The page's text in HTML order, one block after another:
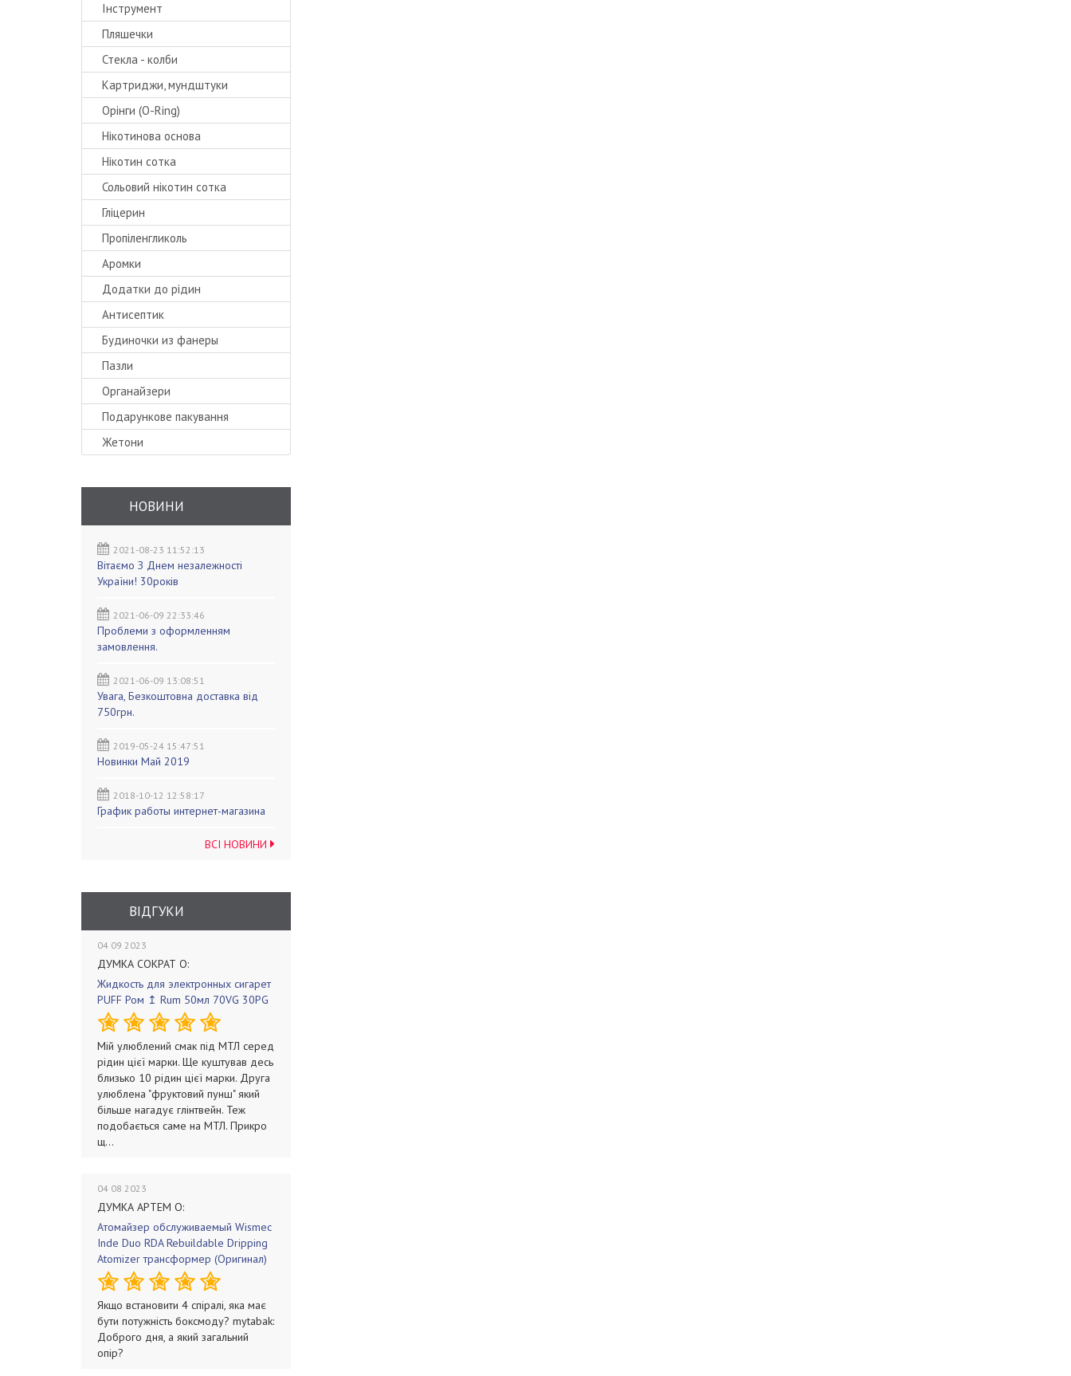
Інструмент
Пляшечки
Стекла - колби
Картриджи, мундштуки
Орінги (O-Ring)
Нікотинова основа
Нікотин сотка
Сольовий нікотин сотка
Гліцерин
Пропіленгликоль
Аромки
Додатки до рідин
Антисептик
Будиночки из фанеры
Пазли
Органайзери
Подарункове пакування
Жетони
НОВИНИ
2021-08-23 11:52:13
Вітаємо З Днем незалежності
України! 30років
2021-06-09 22:33:46
Проблеми з оформленням
замовлення.
2021-06-09 13:08:51
Увага, Безкоштовна доставка від
750грн.
2019-05-24 15:47:51
Новинки Май 2019
2018-10-12 12:58:17
График работы интернет-магазина
ВСІ НОВИНИ
ВІДГУКИ
04 09 2023
ДУМКА СОКРАТ О:
Жидкость для электронных сигарет
PUFF Ром ↥ Rum 50мл 70VG 30PG
Мій улюблений смак під МТЛ серед
рідин цієї марки. Ще куштував десь
близько 10 рідин цієї марки. Друга
улюблена "фруктовий пунш" який
більше нагадує глінтвейн. Теж
подобається саме на МТЛ. Прикро
щ...
04 08 2023
ДУМКА АРТЕМ О:
Атомайзер обслуживаемый Wismec
Inde Duo RDA Rebuildable Dripping
Atomizer трансформер (Оригинал)
Якщо встановити 4 спіралі, яка має
бути потужність боксмоду? mytabak:
Доброго дня, а який загальний
опір?